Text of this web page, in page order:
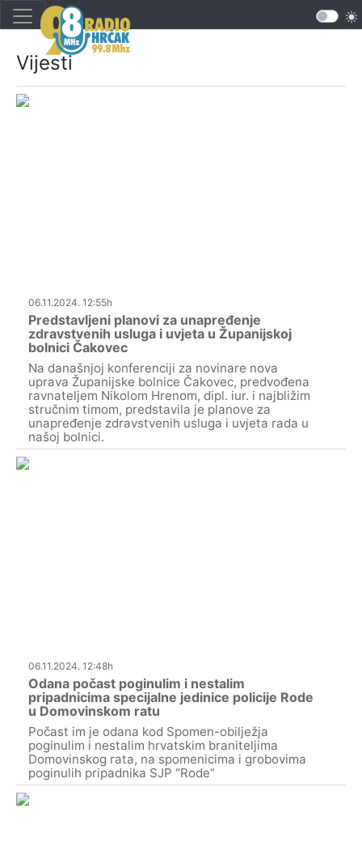
Vijesti
06.11.2024. 12:55h
Predstavljeni planovi za unapređenje
zdravstvenih usluga i uvjeta u Županijskoj
bolnici Čakovec
Na današnjoj konferenciji za novinare nova
uprava Županijske bolnice Čakovec, predvođena
ravnateljem Nikolom Hrenom, dipl. iur. i najbližim
stručnim timom, predstavila je planove za
unapređenje zdravstvenih usluga i uvjeta rada u
našoj bolnici.
06.11.2024. 12:48h
Odana počast poginulim i nestalim
pripadnicima specijalne jedinice policije Rode
u Domovinskom ratu
Počast im je odana kod Spomen-obilježja
poginulim i nestalim hrvatskim braniteljima
Domovinskog rata, na spomenicima i grobovima
poginulih pripadnika SJP “Rode“